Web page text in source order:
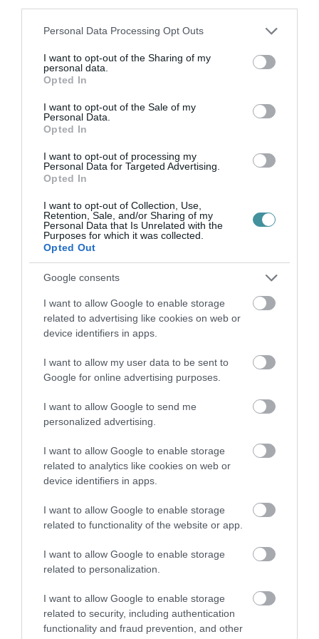
Please note that this website/app uses one or more Google
not limited to your visit or usage behaviour. You may click to
grant or deny consent to Google and its third-party tags to
use your data for below specified purposes in below Google
consent section.
Personal Data Processing Opt Outs
I want to opt-out of the Sharing of my
personal data.
Opted In
I want to opt-out of the Sale of my
Personal Data.
Opted In
I want to opt-out of processing my
Personal Data for Targeted Advertising.
Opted In
I want to opt-out of Collection, Use,
Retention, Sale, and/or Sharing of my
Personal Data that Is Unrelated with the
Purposes for which it was collected.
Opted Out
Google consents
I want to allow Google to enable storage
related to advertising like cookies on web or
device identifiers in apps.
I want to allow my user data to be sent to
Google for online advertising purposes.
I want to allow Google to send me
personalized advertising.
I want to allow Google to enable storage
related to analytics like cookies on web or
device identifiers in apps.
I want to allow Google to enable storage
related to functionality of the website or app.
I want to allow Google to enable storage
related to personalization.
I want to allow Google to enable storage
related to security, including authentication
functionality and fraud prevention, and other
erősíti az a 2025 augusztusában megjelent, a
következő tíz év fejlesztési irányait rögzítő
kormányhatározat is, amely 4,8 milliárd
forintos keretösszeggel nevesíti az “Egri
korszerűsítése” című beruházást a 2031–2035
közötti időszakra.
Összességében elmondható, hogy az állami
üzemeltetésével biztosítottá válik:
az épület műemléki értékeinek szakszerű
megóvása,
a szükséges felújítások hosszú távon
fenntartható finanszírozása,
valamint a lakosság és a sportegyesületek
számára nélkülözhetetlen uszodai
szolgáltatások stabil működése.
Eger Megyei Jogú Város Önkormányzata
továbbra is minden szükséges lépést megtesz,
hogy a Bitskey Aladár Uszoda – a város egyik
legismertebb építészeti értéke és
sportközpontja – hosszú távon is
biztonságosan, korszerűen és folyamatosan
szolgálhassa az egrieket.
Ne maradjon le a legfrissebb hírekről, kövessen